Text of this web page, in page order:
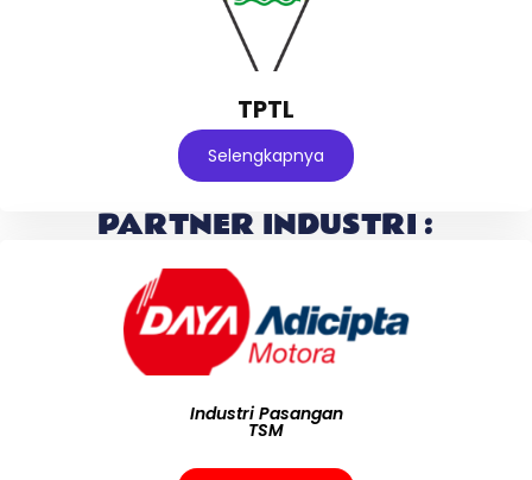
TPTL
Selengkapnya
PARTNER INDUSTRI :
Industri Pasangan
TSM